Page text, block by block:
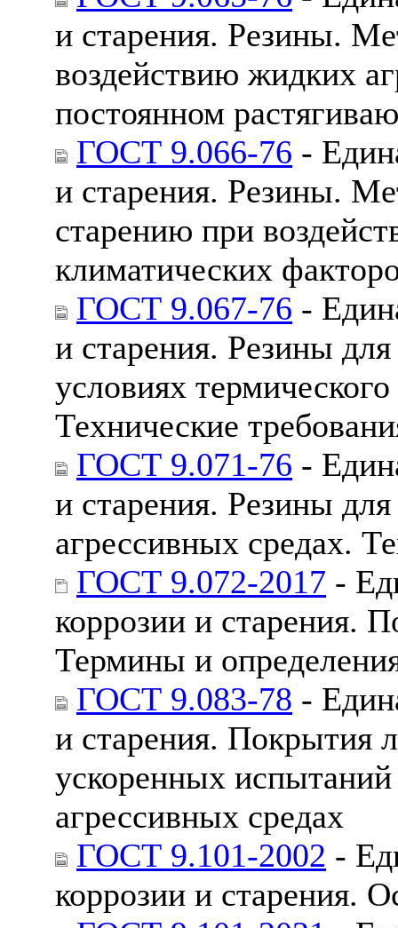
и старения. Резины.
воздействию жидких
постоянном
ГОСТ 9.066-76 -
и старения. Резины.
старению при
климатических
ГОСТ 9.067-76 -
и старения. Резины
условиях
Технические
ГОСТ 9.071-76 -
и старения. Резины
агрессивных средах.
ГОСТ 9.072-2017 -
коррозии и старения.
Термины и
ГОСТ 9.083-78 -
и старения. Покрытия
ускоренных
агрессивных средах
ГОСТ 9.101-2002 -
коррозии и старения.